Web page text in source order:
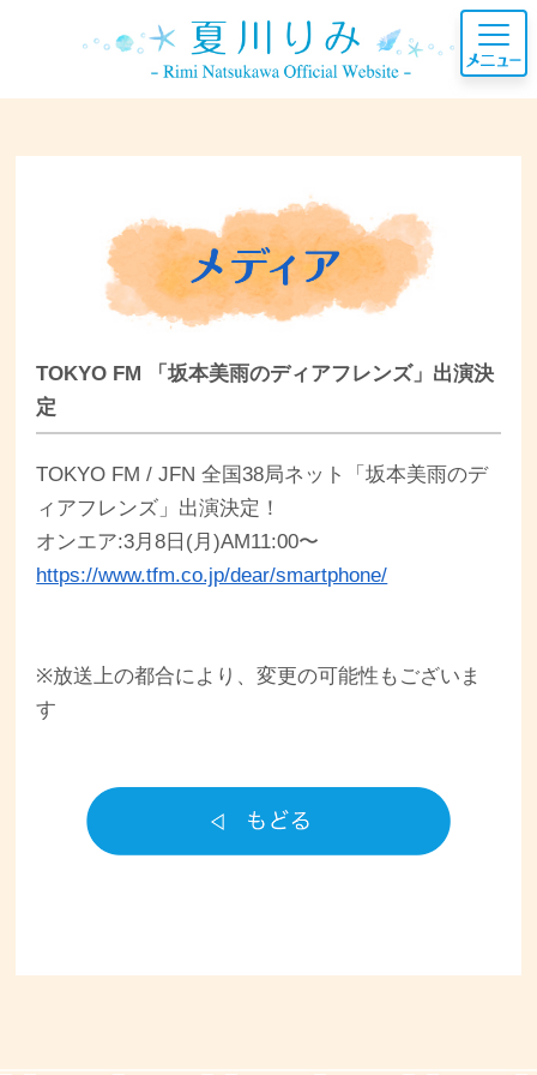
TOKYO FM 「坂本美雨のディアフレンズ」出演決
定
TOKYO FM / JFN 全国38局ネット「坂本美雨のデ
ィアフレンズ」出演決定！
オンエア:3月8日(月)AM11:00〜
https://www.tfm.co.jp/dear/smartphone/
※放送上の都合により、変更の可能性もございま
す